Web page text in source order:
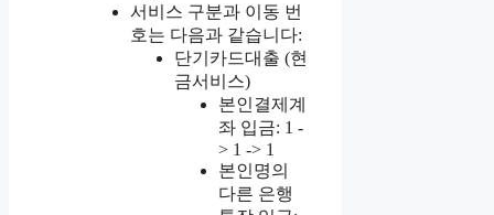
서비스 구분과 이동 번
호는 다음과 같습니다:
단기카드대출 (현
금서비스)
본인결제계
좌 입금: 1 -
> 1 -> 1
본인명의
다른 은행